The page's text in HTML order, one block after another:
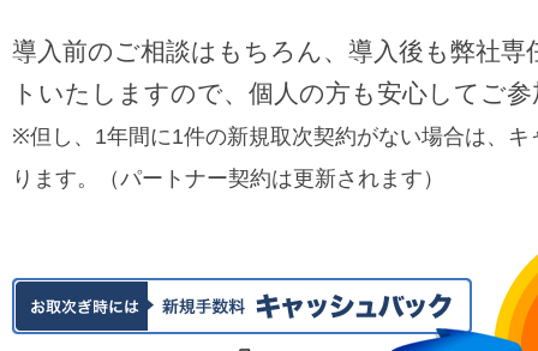
導入前のご相談はもちろん、導入後も弊社専
トいたしますので、個人の方も安心してご
※但し、1年間に1件の新規取次契約がない場合は、
ります。（パートナー契約は更新されます）